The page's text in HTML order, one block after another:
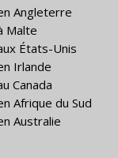
Angleterre
Malte
États-Unis
Irlande
Canada
Afrique du Sud
Australie